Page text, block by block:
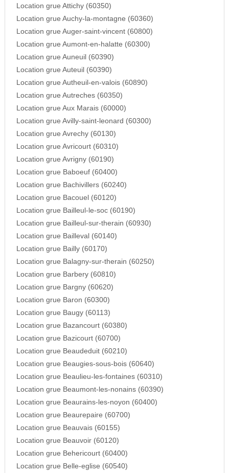
Location grue Attichy (60350)
Location grue Auchy-la-montagne (60360)
Location grue Auger-saint-vincent (60800)
Location grue Aumont-en-halatte (60300)
Location grue Auneuil (60390)
Location grue Auteuil (60390)
Location grue Autheuil-en-valois (60890)
Location grue Autreches (60350)
Location grue Aux Marais (60000)
Location grue Avilly-saint-leonard (60300)
Location grue Avrechy (60130)
Location grue Avricourt (60310)
Location grue Avrigny (60190)
Location grue Baboeuf (60400)
Location grue Bachivillers (60240)
Location grue Bacouel (60120)
Location grue Bailleul-le-soc (60190)
Location grue Bailleul-sur-therain (60930)
Location grue Bailleval (60140)
Location grue Bailly (60170)
Location grue Balagny-sur-therain (60250)
Location grue Barbery (60810)
Location grue Bargny (60620)
Location grue Baron (60300)
Location grue Baugy (60113)
Location grue Bazancourt (60380)
Location grue Bazicourt (60700)
Location grue Beaudeduit (60210)
Location grue Beaugies-sous-bois (60640)
Location grue Beaulieu-les-fontaines (60310)
Location grue Beaumont-les-nonains (60390)
Location grue Beaurains-les-noyon (60400)
Location grue Beaurepaire (60700)
Location grue Beauvais (60155)
Location grue Beauvoir (60120)
Location grue Behericourt (60400)
Location grue Belle-eglise (60540)